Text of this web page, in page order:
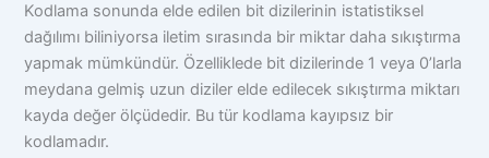
Kodlama sonunda elde edilen bit dizilerinin istatistiksel
dağılımı biliniyorsa iletim sırasında bir miktar daha sıkıştırma
yapmak mümkündür. Özelliklede bit dizilerinde 1 veya 0’larla
meydana gelmiş uzun diziler elde edilecek sıkıştırma miktarı
kayda değer ölçüdedir. Bu tür kodlama kayıpsız bir
kodlamadır.